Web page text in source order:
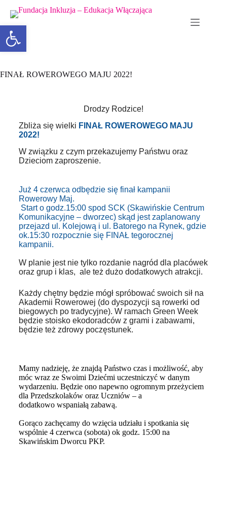
FINAŁ ROWEROWEGO MAJU 2022!
Drodzy Rodzice!
Zbliża się wielki FINAŁ ROWEROWEGO MAJU
2022!
W związku z czym przekazujemy Państwu oraz
Dzieciom zaproszenie.
Już 4 czerwca odbędzie się finał kampanii
Rowerowy Maj.
Start o godz.15:00 spod SCK (Skawińskie Centrum
Komunikacyjne – dworzec) skąd jest zaplanowany
przejazd ul. Kolejową i ul. Batorego na Rynek, gdzie
ok.15:30 rozpocznie się FINAŁ tegorocznej
kampanii.
W planie jest nie tylko rozdanie nagród dla placówek
oraz grup i klas, ale też dużo dodatkowych atrakcji.
Każdy chętny będzie mógł spróbować swoich sił na
Akademii Rowerowej (do dyspozycji są rowerki od
biegowych po tradycyjne). W ramach Green Week
będzie stoisko ekodoradców z grami i zabawami,
będzie też zdrowy poczęstunek.
Mamy nadzieję, że znajdą Państwo czas i możliwość, aby
móc wraz ze Swoimi Dziećmi uczestniczyć w danym
wydarzeniu. Będzie ono napewno ogromnym przeżyciem
dla Przedszkolaków oraz Uczniów – a
dodatkowo wspaniałą zabawą.
Gorąco zachęcamy do wzięcia udziału i spotkania się
wspólnie 4 czerwca (sobota) ok godz. 15:00 na
Skawińskim Dworcu PKP.
Otwórz pasek narzędzi